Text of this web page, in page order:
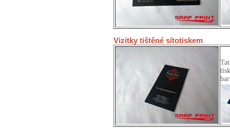
Vizitky tištěné sítotiskem